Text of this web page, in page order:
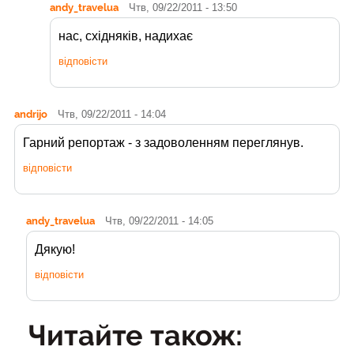
andy_travelua Чтв, 09/22/2011 - 13:50
нас, східняків, надихає
відповісти
andrijo Чтв, 09/22/2011 - 14:04
Гарний репортаж - з задоволенням переглянув.
відповісти
andy_travelua Чтв, 09/22/2011 - 14:05
Дякую!
відповісти
Читайте також: